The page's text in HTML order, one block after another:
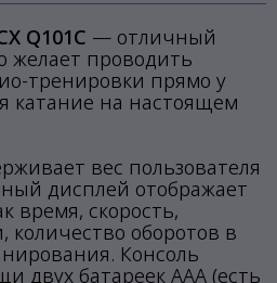
Q101C — отличный
желает проводить
тренировки прямо у
катание на настоящем
вес пользователя
дисплей отображает
время, скорость,
количество оборотов в
Консоль
двух батареек ААА (есть